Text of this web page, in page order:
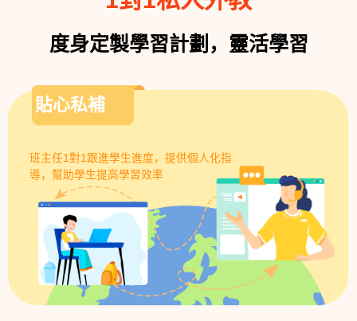
度身定製學習計劃，靈活學習
貼心私補
班主任1對1跟進學生進度，提供個人化指
導，幫助學生提高學習效率